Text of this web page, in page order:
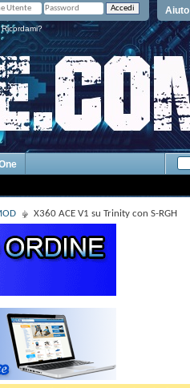
Aiuto
Ricordami?
X360 ACE V1 su Trinity con S-RGH